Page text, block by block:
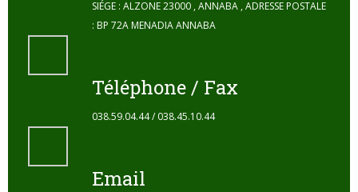
SIÉGE : ALZONE 23000 , ANNABA , ADRESSE POSTALE
: BP 72A MENADIA ANNABA
Téléphone / Fax
038.59.04.44 / 038.45.10.44
Email